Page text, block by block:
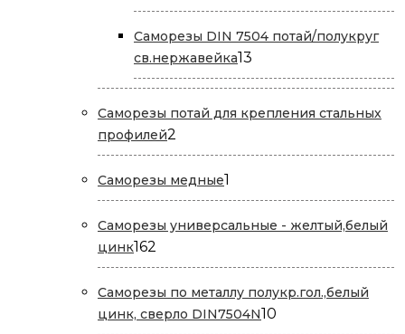
товара
Саморезы DIN 7504 потай/полукруг
св.нержавейка13
товаров
Саморезы потай для крепления стальных
профилей2
товара
Саморезы медные1
товар
Саморезы универсальные - желтый,белый
цинк162
товара
Саморезы по металлу полукр.гол.,белый
цинк, сверло DIN7504N10